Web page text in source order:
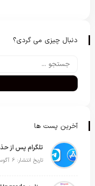
دنبال چیزی می گردی؟
آخرین پست ها
تلگرام پس از
تاریخ انتشار: 6 آگوست 2026